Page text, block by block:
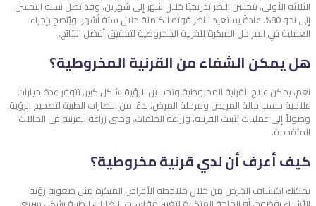
الثلاثة الأولى. يتحسن النظر تدريجيًا خلال شهر إلى شهرين، وقد تصل نسبة التحسن
إلى نحو 80%. عادةً يستعيد النظر قوته الكاملة خلال ستة أشهر، ويُنصح بإجراء
العملية في المراحل المبكرة للقرنية المخروطية لتحقيق أفضل النتائج.
هل يمكن الشفاء من القرنية المخروطية؟
نعم، يمكن علاج القرنية المخروطية وتحسين الرؤية بشكل كبير. تتوفر عدة خيارات
علاجية حسب حالة المريض ومرحلة المرض، بدءًا من النظارات الطبية لتصحيح الرؤية،
وصولاً إلى عمليات تثبيت القرنية، وزراعة الحلقات، وحتى زراعة القرنية في الحالات
المتقدمة.
كيف أعرف أن لدي قرنية مخروطية؟
يمكنك اكتشاف المرض من خلال ملاحظة الأعراض المبكرة مثل صعوبة رؤية